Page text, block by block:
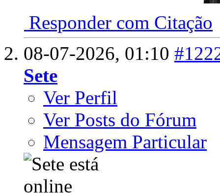
Responder com Citação
08-07-2026, 01:10
Sete
Ver Perfil
Ver Posts do Fórum
Mensagem Particular